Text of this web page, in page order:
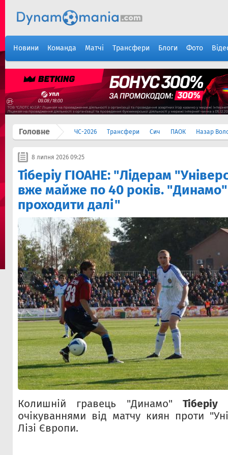
Новини Команда Матчі Трансфери Блоги Фото
Головне ЧС-2026 Трансфери Сич ПАОК Назар
8 липня 2026 09:25
Тіберіу ГІОАНЕ: "Лідерам
вже майже по 40 років.
проходити далі"
Колишній гравець "Динамо"Тіберіу
очікуваннями від матчу киян проти
Лізі Європи.